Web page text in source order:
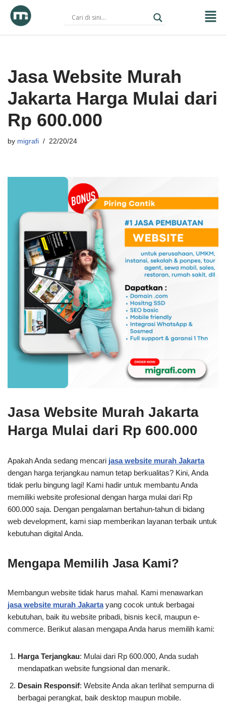
Skip
Jasa Website Murah
Jakarta Harga Mulai dari
Rp 600.000
by migrafi 22/20/24
Jasa Website Murah Jakarta
Harga Mulai dari Rp 600.000
Apakah Anda sedang mencari jasa website murah Jakarta
dengan harga terjangkau namun tetap berkualitas? Kini, Anda
tidak perlu bingung lagi! Kami hadir untuk membantu Anda
memiliki website profesional dengan harga mulai dari Rp
600.000 saja. Dengan pengalaman bertahun-tahun di bidang
web development, kami siap memberikan layanan terbaik untuk
kebutuhan digital Anda.
Mengapa Memilih Jasa Kami?
Membangun website tidak harus mahal. Kami menawarkan
jasa website murah Jakartayang cocok untuk berbagai
kebutuhan, baik itu website pribadi, bisnis kecil, maupun e-
commerce. Berikut alasan mengapa Anda harus memilih kami:
Harga Terjangkau: Mulai dari Rp 600.000, Anda sudah
mendapatkan website fungsional dan menarik.
Desain Responsif: Website Anda akan terlihat sempurna di
berbagai perangkat, baik desktop maupun mobile.